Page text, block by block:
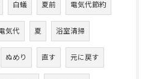
白蟻 夏前 電気代節約
気代 夏 浴室清掃
ぬめり 直す 元に戻す